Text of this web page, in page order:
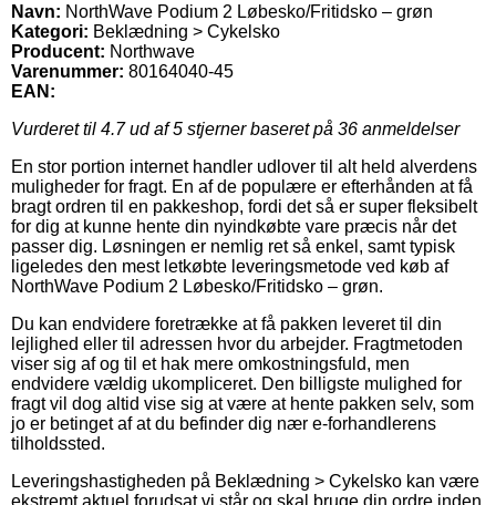
Navn: NorthWave Podium 2 Løbesko/Fritidsko – grøn
Kategori: Beklædning > Cykelsko
Producent: Northwave
Varenummer: 80164040-45
EAN:
Vurderet til 4.7ud af 5 stjerner baseret på 36 anmeldelser
En stor portion internet handler udlover til alt held alverdens
muligheder for fragt. En af de populære er efterhånden at få
bragt ordren til en pakkeshop, fordi det så er super fleksibelt
for dig at kunne hente din nyindkøbte vare præcis når det
passer dig. Løsningen er nemlig ret så enkel, samt typisk
ligeledes den mest letkøbte leveringsmetode ved køb af
NorthWave Podium 2 Løbesko/Fritidsko – grøn.
Du kan endvidere foretrække at få pakken leveret til din
lejlighed eller til adressen hvor du arbejder. Fragtmetoden
viser sig af og til et hak mere omkostningsfuld, men
endvidere vældig ukompliceret. Den billigste mulighed for
fragt vil dog altid vise sig at være at hente pakken selv, som
jo er betinget af at du befinder dig nær e-forhandlerens
tilholdssted.
Leveringshastigheden på Beklædning > Cykelsko kan være
ekstremt aktuel forudsat vi står og skal bruge din ordre inden